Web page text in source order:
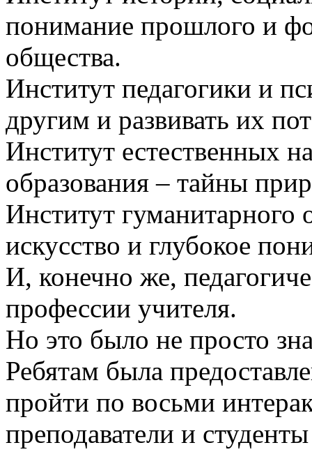
понимание прошлого и
общества.
Институт педагогики и
другим и развивать их
Институт естественных
образования – тайны
Институт гуманитарного
искусство и глубокое
И, конечно же,
профессии учителя.
Но это было не просто
Ребятам была
пройти по восьми
преподаватели и